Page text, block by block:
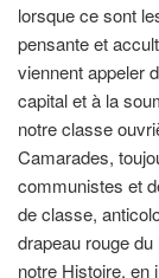
lorsque ce sont
pensante et
viennent appeler
capital et à la
notre classe
Camarades,
communistes et
de classe,
drapeau rouge
notre Histoire, en